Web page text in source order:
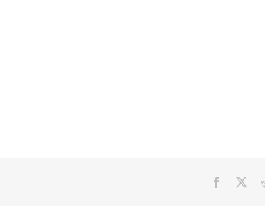
Facebook